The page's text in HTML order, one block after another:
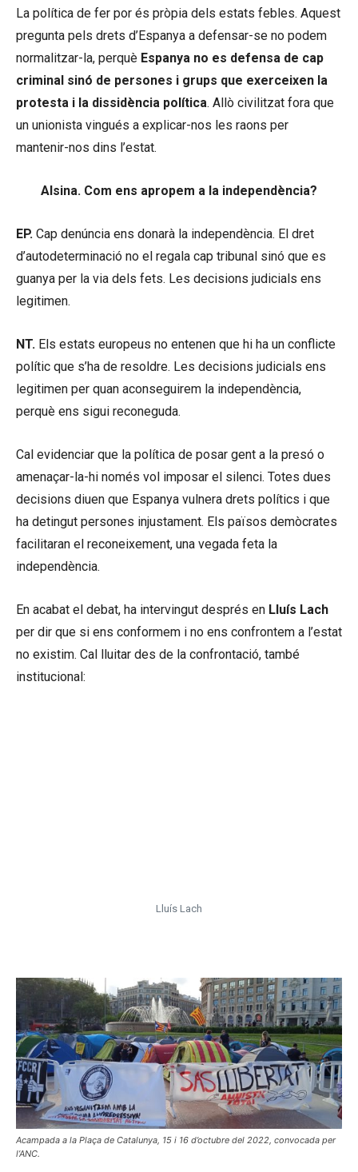
La política de fer por és pròpia dels estats febles. Aquest
pregunta pels drets d’Espanya a defensar-se no podem
normalitzar-la, perquè Espanya no es defensa de cap
criminal sinó de persones i grups que exerceixen la
protesta i la dissidència política. Allò civilitzat fora que
un unionista vingués a explicar-nos les raons per
mantenir-nos dins l’estat.
Alsina. Com ens apropem a la independència?
EP. Cap denúncia ens donarà la independència. El dret
d’autodeterminació no el regala cap tribunal sinó que es
guanya per la via dels fets. Les decisions judicials ens
legitimen.
NT. Els estats europeus no entenen que hi ha un conflicte
polític que s’ha de resoldre. Les decisions judicials ens
legitimen per quan aconseguirem la independència,
perquè ens sigui reconeguda.
Cal evidenciar que la política de posar gent a la presó o
amenaçar-la-hi només vol imposar el silenci. Totes dues
decisions diuen que Espanya vulnera drets polítics i que
ha detingut persones injustament. Els països demòcrates
facilitaran el reconeixement, una vegada feta la
independència.
En acabat el debat, ha intervingut després en Lluís Lach
per dir que si ens conformem i no ens confrontem a l’estat
no existim. Cal lluitar des de la confrontació, també
institucional:
Lluís Lach
Acampada a la Plaça de Catalunya, 15 i 16 d’octubre del 2022, convocada per
l’ANC.